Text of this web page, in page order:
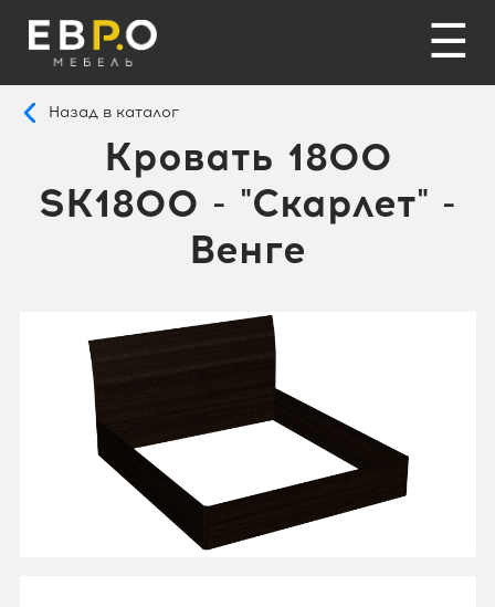
☰
Назад в каталог
Кровать 1800
SK1800 - "Скарлет" -
Венге